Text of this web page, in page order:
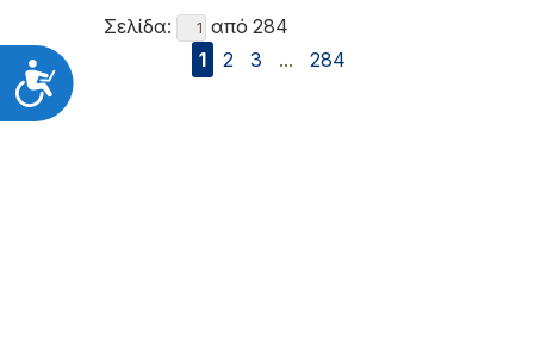
Προσιτότητα
Σελίδα:
από 284
1
2 3 ... 284